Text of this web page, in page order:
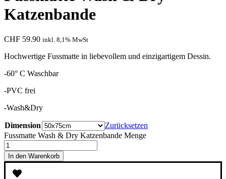
Katzenbande
CHF 59.90 inkl. 8,1% MwSt
Hochwertige Fussmatte in liebevollem und einzigartigem Dessin.
-60° C Waschbar
-PVC frei
-Wash&Dry
Dimension
Zurücksetzen
Fussmatte Wash & Dry Katzenbande Menge
In den Warenkorb